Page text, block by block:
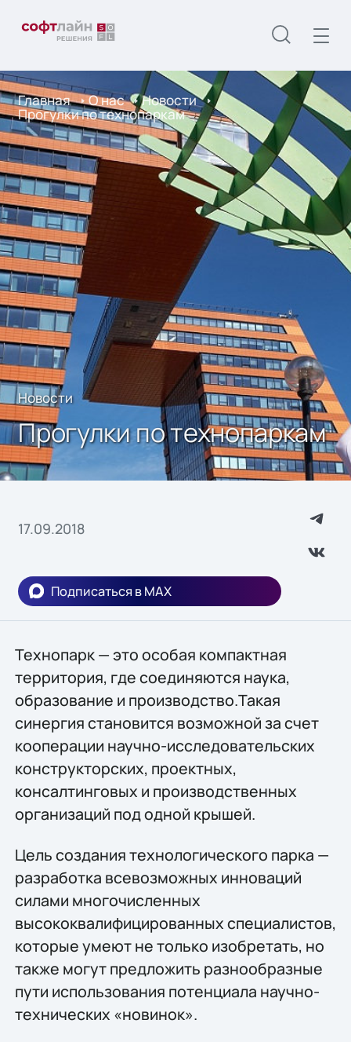
Главная О нас Новости
Прогулки по технопаркам
Новости
Прогулки по технопаркам
17.09.2018
Подписаться в MAX
Технопарк — это особая компактная
территория, где соединяются наука,
образование и производство.Такая
синергия становится возможной за счет
кооперации научно-исследовательских
конструкторских, проектных,
консалтинговых и производственных
организаций под одной крышей.
Цель создания технологического парка —
разработка всевозможных инноваций
силами многочисленных
высококвалифицированных специалистов,
которые умеют не только изобретать, но
также могут предложить разнообразные
пути использования потенциала научно-
технических «новинок».